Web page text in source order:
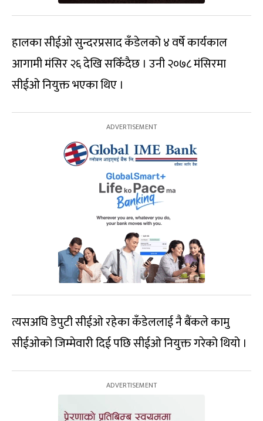
हालका सीईओ सुन्दरप्रसाद कँडेलको ४ वर्षे कार्यकाल
आगामी मंसिर २६ देखि सकिँदैछ । उनी २०७८ मंसिरमा
सीईओ नियुक्त भएका थिए ।
त्यसअघि डेपुटी सीईओ रहेका कँडेललाई नै बैंकले कामु
सीईओको जिम्मेवारी दिई पछि सीईओ नियुक्त गरेको थियो ।